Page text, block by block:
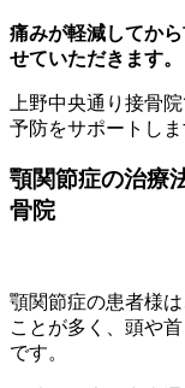
痛みが軽減してか
せていただきます。
上野中央通り接骨
予防をサポートしま
顎関節症の治療
骨院
顎関節症の患者様
ことが多く、頭や
です。